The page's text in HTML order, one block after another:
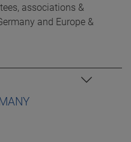
associations &
and Europe &